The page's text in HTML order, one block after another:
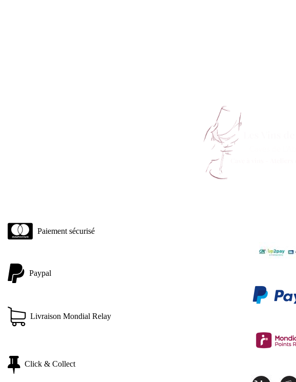
Paiement sécurisé
Paypal
Livraison Mondial Relay
Click & Collect